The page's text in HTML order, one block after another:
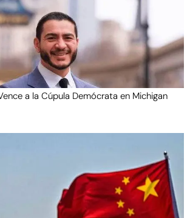
a la Cúpula Demócrata en Michigan